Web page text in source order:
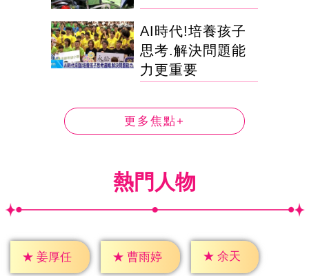
AI時代!培養孩子
思考.解決問題能
力更重要
更多焦點+
熱門人物
★ 姜厚任 ★ 曹雨婷 ★ 余天